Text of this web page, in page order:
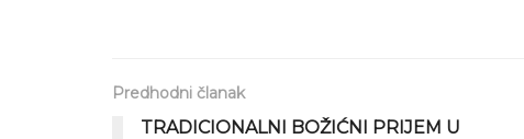
Predhodni članak
TRADICIONALNI BOŽIĆNI PRIJEM U